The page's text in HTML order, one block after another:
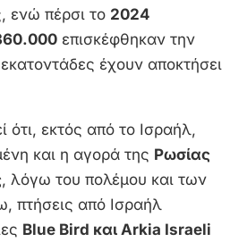
ενώ πέρσι το 2024
επισκέφθηκαν την
έχουν αποκτήσει
ότι, εκτός από το Ισραήλ,
και η αγορά της Ρωσίας
, λόγω του πολέμου και των
πτήσεις από Ισραήλ
Blue Bird και Arkia Israeli